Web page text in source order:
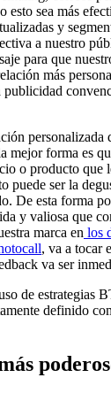
esto sea más
y
a nuestro
para que
más
publicidad
personalizada
mejor forma es
o producto que
puede ser la
De esta forma
y valiosa que
marca en los
, va a tocar
va ser
de estrategias
definido